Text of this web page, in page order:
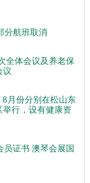
分航班取消
全体会议及养老保
议
8月份分别在松山东
行，设有健康资
员证书 澳琴会展国